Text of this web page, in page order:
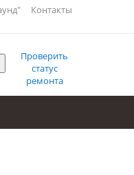
Контакты
Проверить
статус
ремонта